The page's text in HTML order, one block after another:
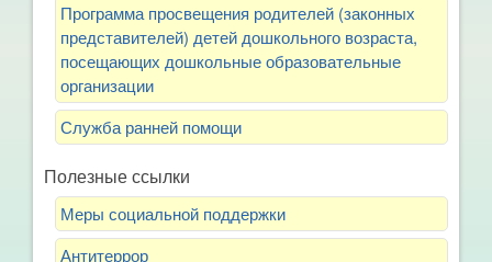
Программа просвещения родителей (законных
представителей) детей дошкольного возраста,
посещающих дошкольные образовательные
организации
Служба ранней помощи
Полезные ссылки
Меры социальной поддержки
Антитеррор